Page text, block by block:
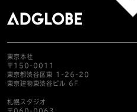
東京本社
〒150-0011
東京都渋谷区東 1-26-20
東京建物東渋谷ビル 6F
札幌スタジオ
〒060-0063